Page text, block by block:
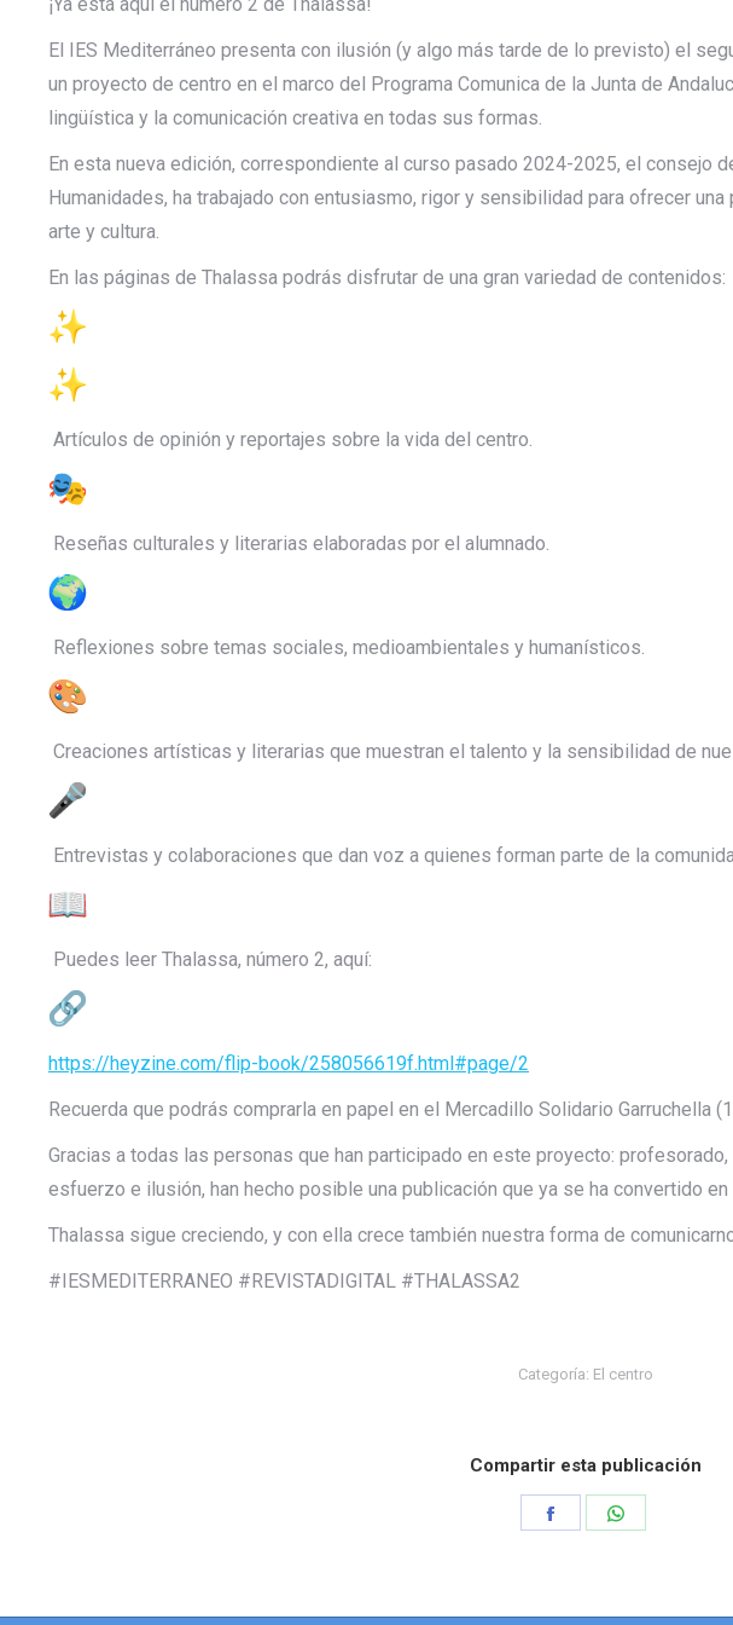
El IES Mediterráneo presenta con ilusión (y algo más tarde de lo previsto) el
un proyecto de centro en el marco del Programa Comunica de la Junta de
lingüística y la comunicación creativa en todas sus formas.
En esta nueva edición, correspondiente al curso pasado 2024-2025, el consejo
Humanidades, ha trabajado con entusiasmo, rigor y sensibilidad para ofrecer
arte y cultura.
En las páginas de Thalassa podrás disfrutar de una gran variedad de contenidos:
Artículos de opinión y reportajes sobre la vida del centro.
Reseñas culturales y literarias elaboradas por el alumnado.
Reflexiones sobre temas sociales, medioambientales y humanísticos.
Creaciones artísticas y literarias que muestran el talento y la sensibilidad de
Entrevistas y colaboraciones que dan voz a quienes forman parte de la
Puedes leer Thalassa, número 2, aquí:
https://heyzine.com/flip-book/258056619f.html#page/2
Recuerda que podrás comprarla en papel en el Mercadillo Solidario Garruchella
Gracias a todas las personas que han participado en este proyecto:
esfuerzo e ilusión, han hecho posible una publicación que ya se ha convertido
Thalassa sigue creciendo, y con ella crece también nuestra forma de
#IESMEDITERRANEO #REVISTADIGITAL #THALASSA2
Categoría: El centro
Compartir esta publicación
Share